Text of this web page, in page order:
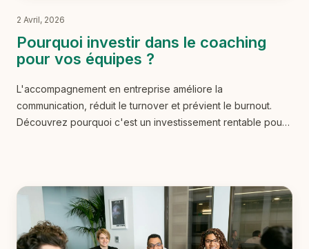
2 Avril, 2026
Pourquoi investir dans le coaching
pour vos équipes ?
L'accompagnement en entreprise améliore la
communication, réduit le turnover et prévient le burnout.
Découvrez pourquoi c'est un investissement rentable pour